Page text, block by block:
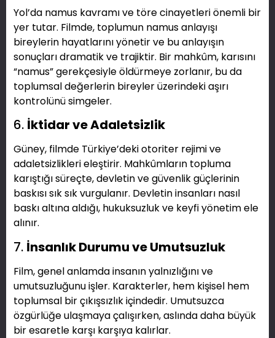
Yol’da namus kavramı ve töre cinayetleri önemli bir
yer tutar. Filmde, toplumun namus anlayışı
bireylerin hayatlarını yönetir ve bu anlayışın
sonuçları dramatik ve trajiktir. Bir mahkûm, karısını
“namus” gerekçesiyle öldürmeye zorlanır, bu da
toplumsal değerlerin bireyler üzerindeki aşırı
kontrolünü simgeler.
6. İktidar ve Adaletsizlik
Güney, filmde Türkiye’deki otoriter rejimi ve
adaletsizlikleri eleştirir. Mahkûmların topluma
karıştığı süreçte, devletin ve güvenlik güçlerinin
baskısı sık sık vurgulanır. Devletin insanları nasıl
baskı altına aldığı, hukuksuzluk ve keyfi yönetim ele
alınır.
7. İnsanlık Durumu ve Umutsuzluk
Film, genel anlamda insanın yalnızlığını ve
umutsuzluğunu işler. Karakterler, hem kişisel hem
toplumsal bir çıkışsızlık içindedir. Umutsuzca
özgürlüğe ulaşmaya çalışırken, aslında daha büyük
bir esaretle karşı karşıya kalırlar.